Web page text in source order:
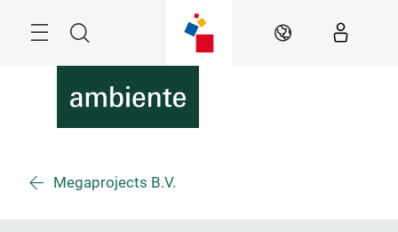
Suche DE
Megaprojects B.V.